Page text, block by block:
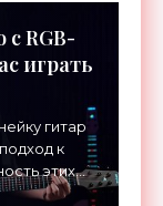
RGB-
играть
гитар
к
этих